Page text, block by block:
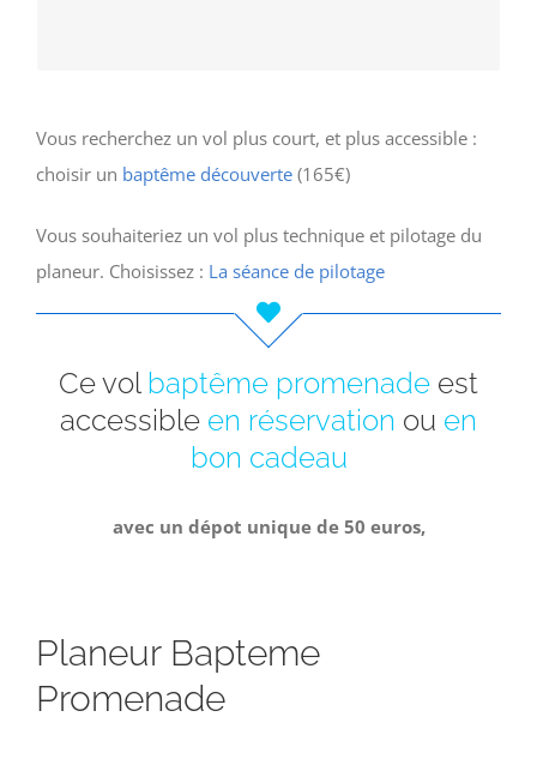
Vous recherchez un vol plus court, et plus accessible :
choisir un baptême découverte (165€)
Vous souhaiteriez un vol plus technique et pilotage du
planeur. Choisissez : La séance de pilotage
Ce vol baptême promenade est
accessible en réservation ou en
bon cadeau
avec un dépot unique de 50 euros,
Planeur Bapteme
Promenade